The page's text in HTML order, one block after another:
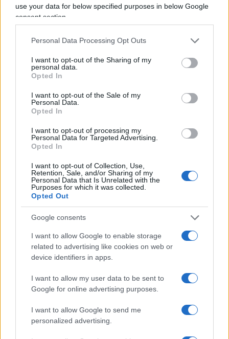
use your data for below specified purposes in below Google
consent section.
Personal Data Processing Opt Outs
I want to opt-out of the Sharing of my
personal data.
Opted In
I want to opt-out of the Sale of my
Personal Data.
Opted In
I want to opt-out of processing my
Personal Data for Targeted Advertising.
Opted In
I want to opt-out of Collection, Use,
Retention, Sale, and/or Sharing of my
Personal Data that Is Unrelated with the
Purposes for which it was collected.
Opted Out
Google consents
I want to allow Google to enable storage
related to advertising like cookies on web or
device identifiers in apps.
I want to allow my user data to be sent to
Google for online advertising purposes.
I want to allow Google to send me
personalized advertising.
Dobbiamo pagare il debito, gridano. Dobbiamo
lavorare di più, essere più produttivi, tagliare la
che ‘tutti devono guadagnarsi da vivere’, tutti
devono essere impegnati in una sorta di fatica
perché devono giustificare il loro diritto di
esistere. Siamo davanti ad una nuova era, il lavoro
retribuito, e cioè legato alla produzione di
qualcosa, non è più necessario una volta che si è
raggiunto la capacità produttiva attuale”.
#BEPPE GRILLO #GIUSEPPE CONTE
#LUIGI DI MAIO
#REDDITO DI CITTADINANZA
Pagina
SUCCESSIVA
20
SEDUTE SATIRICHE
Vignetta del 07/08/2026